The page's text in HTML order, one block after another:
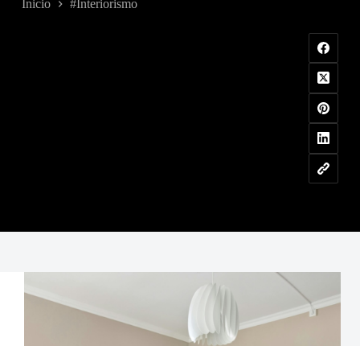
Inicio #Interiorismo